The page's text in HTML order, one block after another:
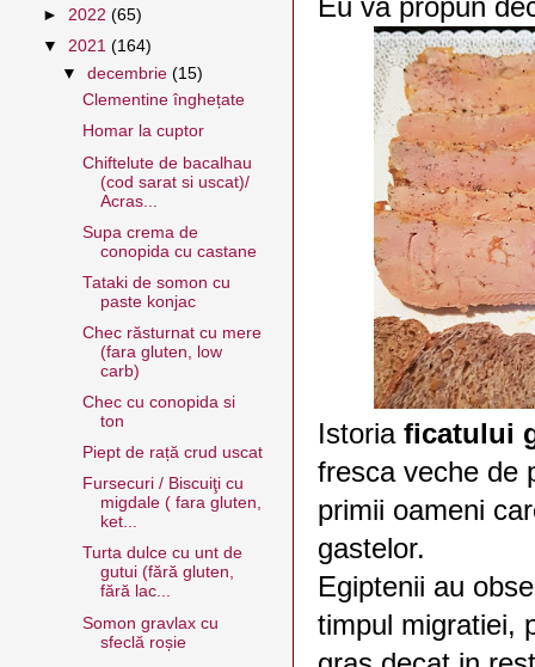
Eu va propun
Istoria ficatului
fresca veche de
primii oameni
gastelor.
Egiptenii au
timpul migratiei,
► 2022 (65)
▼ 2021 (164)
▼decembrie(15)
Clementine înghețate
Homar la cuptor
Chiftelute de bacalhau
(cod sarat si uscat)/
Acras...
Supa crema de
conopida cu castane
Tataki de somon cu
paste konjac
Chec răsturnat cu mere
(fara gluten, low
carb)
Chec cu conopida si
ton
Piept de rață crud uscat
Fursecuri / Biscuiţi cu
migdale ( fara gluten,
ket...
Turta dulce cu unt de
gutui (fără gluten,
fără lac...
Somon gravlax cu
sfeclă roșie